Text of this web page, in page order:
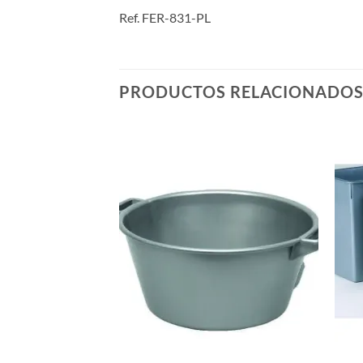
Ref. FER-831-PL
PRODUCTOS RELACIONADOS